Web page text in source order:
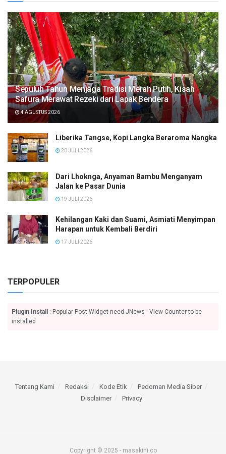
Sepuluh Tahun Menjaga Tradisi Merah Putih, Kisah
Safura Merawat Rezeki dari Lapak Bendera
4 AGUSTUS 2026
Liberika Tangse, Kopi Langka Beraroma Nangka
20 JULI 2026
Dari Lhoknga, Anyaman Bambu Menganyam
Jalan ke Pasar Dunia
19 JULI 2026
Kehilangan Kaki dan Suami, Asmiati Menyimpan
Harapan untuk Kembali Berdiri
17 JULI 2026
TERPOPULER
Plugin Install
: Popular Post Widget need JNews - View Counter to be
installed
Tentang Kami Redaksi Kode Etik
Pedoman Media Siber
Disclaimer
Privacy
Copyright © 2025 - masakini.co